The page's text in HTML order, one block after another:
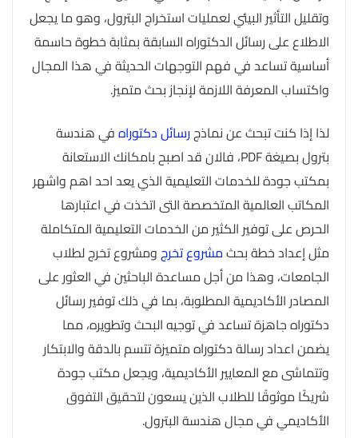
وتقليل التأثير البيئي لعمليات استخراج البترول، وهو ما يجعل
الاطلاع على رسائل الدكتوراه السابقة بمثابة خطوة حاسمة
أساسية تساعد في فهم التوجهات الحديثة في هذا المجال
واكتساب المعرفة اللازمة لإنجاز بحث متميز.
لذا إذا كنت تبحث عن نماذجرسائل دكتوراهفي هندسة
بترول بصيغة PDF، فالان قد اصبح بامكانك الاستعانة
بمكتب جودة للخدمات التعليمية الذي يعد احد اهم واشهر
المكاتب العالمية المتخصصة التى اتخذت في اعتبارها
الحرص على توفير الكثير من الخدمات التعليمية المتكاملة
مثل إعداد خطة بحثمشروع تخرجومشروع تخرج لطلاب
الجامعات، وهذا من أجل مساعدة الباحثين في العثور على
المصادر الأكاديمية المطلوبة، بما في ذلك توفير رسائل
دكتوراه جاهزة تساعد في توجيه البحث وتطويره، مما
يضمن اعداد رسالة دكتوراه متميزة تتسم بالدقة والابتكار
وتتماشى مع المعايير الأكاديمية، ويجعل مكتب جودة
شريكًا موثوقًا للطلاب الذين يسعون لتحقيق التفوق
الأكاديمي في مجال هندسة البترول.